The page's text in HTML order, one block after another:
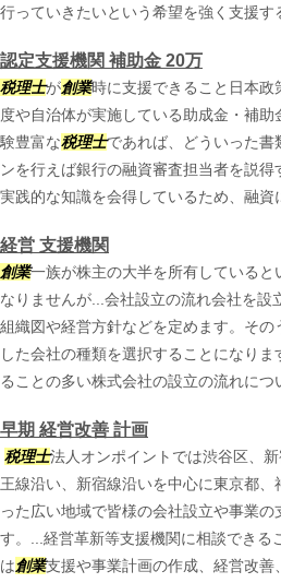
行っていきたいという希望を強く支援す
認定支援機関 補助金 20万
税理士が創業時に支援できること日本政
度や自治体が実施している助成金・補
験豊富な税理士であれば、どういった書
ンを行えば銀行の融資審査担当者を説
実践的な知識を会得しているため、融資
経営 支援機関
創業一族が株主の大半を所有している
なりませんが...会社設立の流れ会社を設
組織図や経営方針などを定めます。そ
した会社の種類を選択することになり
ることの多い株式会社の設立の流れにつ
早期 経営改善 計画
税理士法人オンポイントでは渋谷区、
王線沿い、新宿線沿いを中心に東京都
った広い地域で皆様の会社設立や事業
す。...経営革新等支援機関に相談できる
は創業支援や事業計画の作成、経営改善